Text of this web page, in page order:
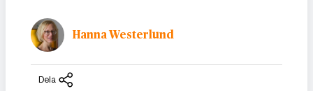
Hanna Westerlund
Dela